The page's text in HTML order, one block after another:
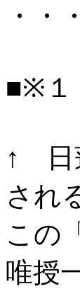
・・
■※１
↑ 日
され
この
唯授